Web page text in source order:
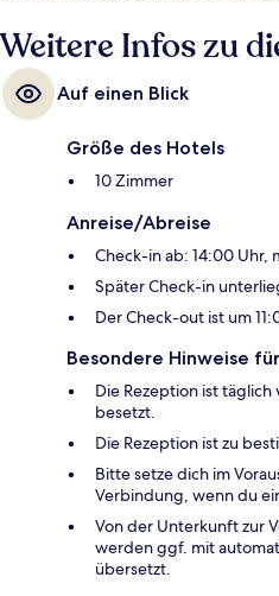
Weitere Infos zu
Auf einen Blick
Größe des Hotels
10 Zimmer
Anreise/Abreise
Check-in ab: 14:00 Uhr,
Später Check-in
Der Check-out ist um
Besondere Hinweise
Die Rezeption ist
besetzt.
Die Rezeption ist zu
Bitte setze dich im
Verbindung, wenn du
Von der Unterkunft zur
werden ggf. mit
übersetzt.